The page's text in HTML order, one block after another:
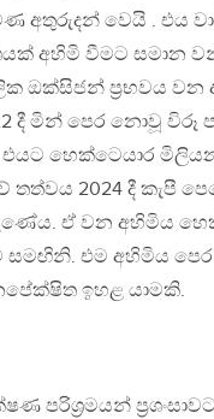
අතුරුදන් වෙයි . එය
අහිමි වීමට සමාන
ඔක්සිජන් ප්‍රභවය වන
දී මින් පෙර නොවූ විරූ
හෙක්ටෙයාර
2024 දී කැපී
ඒ වන අහිමිය
සමඟිනි. එම අහිමිය
ඉහළ යාමකි.
පරිශ්‍රමයන්